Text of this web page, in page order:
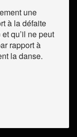
une
à la défaite
qu’il ne peut
rapport à
la danse.